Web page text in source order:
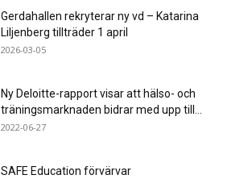
Gerdahallen rekryterar ny vd – Katarina
Liljenberg tillträder 1 april
2026-03-05
Ny Deloitte-rapport visar att hälso- och
träningsmarknaden bidrar med upp till...
2022-06-27
SAFE Education förvärvar